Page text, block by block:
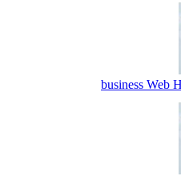
business Web